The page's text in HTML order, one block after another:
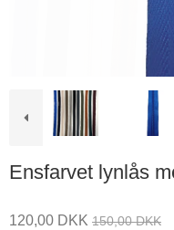
Ensfarvet lynlås
120,00 DKK 150,00 DKK